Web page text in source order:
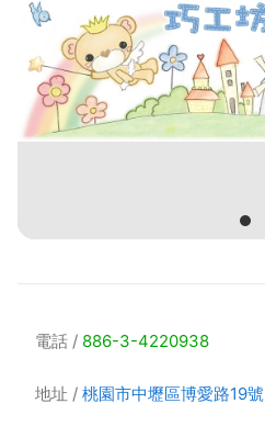
電話 886-3-4220938
地址 桃園市中壢區博愛路19號